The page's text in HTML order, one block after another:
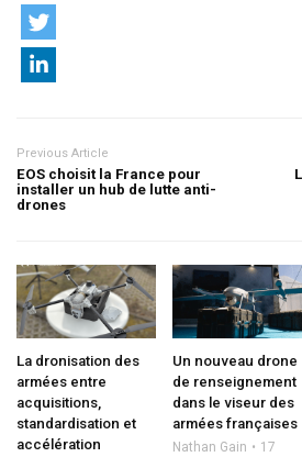
Previous Article
EOS choisit la France pour
installer un hub de lutte anti-
drones
La dronisation des
armées entre
acquisitions,
standardisation et
accélération
Un nouveau drone
de renseignement
dans le viseur des
armées françaises
Nathan Gain
17